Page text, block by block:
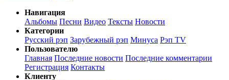
Навигация
Альбомы Песни Видео Тексты Новости
Категории
Русский рэп Зарубежный рэп Минуса Рэп TV
Пользователю
Главная Последние новости Последние комментарии
Регистрация Контакты
Клиенту